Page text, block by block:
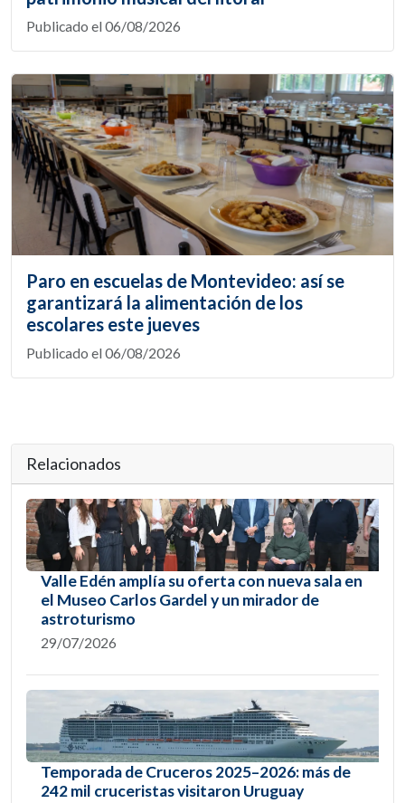
Publicado el 06/08/2026
Paro en escuelas de Montevideo: así se
garantizará la alimentación de los
escolares este jueves
Publicado el 06/08/2026
Relacionados
Valle Edén amplía su oferta con nueva sala en
el Museo Carlos Gardel y un mirador de
astroturismo
29/07/2026
Temporada de Cruceros 2025–2026: más de
242 mil cruceristas visitaron Uruguay